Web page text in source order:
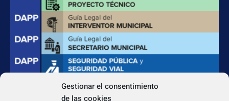
Gestionar el consentimiento
de las cookies